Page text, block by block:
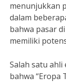
menunjukkan
dalam
bahwa pasar
memiliki
Salah satu
bahwa “Eropa